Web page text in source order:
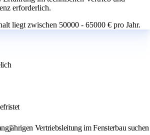
erforderlich.
liegt zwischen 50000 - 65000 € pro Jahr.
Vertriebsleitung im Fensterbau suchen